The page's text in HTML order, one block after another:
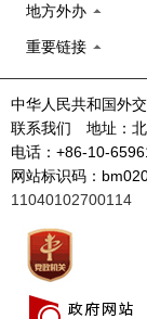
地方外办
重要链接
中华人民共和国外
联系我们 地址：
电话：+86-10-
网站标识码：
11040102700114